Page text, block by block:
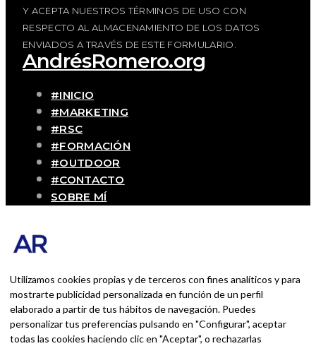
Y ACEPTA NUESTROS TÉRMINOS DE USO CON
RESPECTO AL ALMACENAMIENTO DE LOS DATOS
ENVIADOS A TRAVÉS DE ESTE FORMULARIO.
AndrésRomero.org
#INICIO
#MARKETING
#RSC
#FORMACIÓN
#OUTDOOR
#CONTACTO
SOBRE MÍ
Romero. Experiencias personales y
con lo que hace cada día
BUSCAR POR:
BUSCAR
Utilizamos cookies propias y de terceros con fines analíticos y para
mostrarte publicidad personalizada en función de un perfil
elaborado a partir de tus hábitos de navegación. Puedes
personalizar tus preferencias pulsando en "Configurar", aceptar
todas las cookies haciendo clic en "Aceptar", o rechazarlas